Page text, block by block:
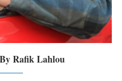
Rafik Lahlou